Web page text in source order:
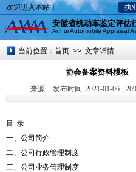
Anhui Automobile Appraisal
安徽省机动车鉴定评估
执
欢迎进入本站！
协会备案资料模板
来源: 发布时间: 2021-01-06
目 录
一、公司简介
二、公司行政管理制度
三、公司业务管理制度
当前位置：首页 >> 文章详情